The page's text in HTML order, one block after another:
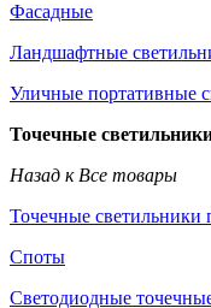
Фасадные
Ландшафтные
Уличные портативные
Точечные
Назад к Все товары
Точечные светильники
Споты
Светодиодные